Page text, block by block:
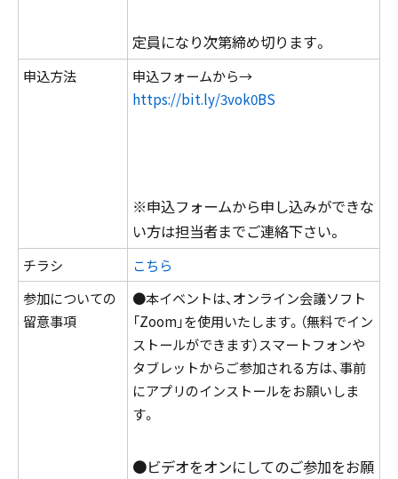
定員になり次第締め切ります。
申込方法
申込フォームから→
https://bit.ly/3vok0BS
※申込フォームから申し込みができな
い方は担当者までご連絡下さい。
チラシ
こちら
参加についての
留意事項
●本イベントは、オンライン会議ソフト
「Zoom」を使用いたします。（無料でイン
ストールができます）スマートフォンや
タブレットからご参加される方は、事前
にアプリのインストールをお願いしま
す。
●ビデオをオンにしてのご参加をお願